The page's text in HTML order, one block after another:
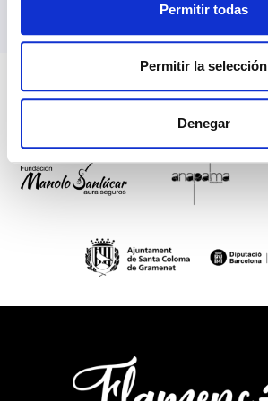
Permitir todas
Permitir la selección
Denegar
Colaboradores